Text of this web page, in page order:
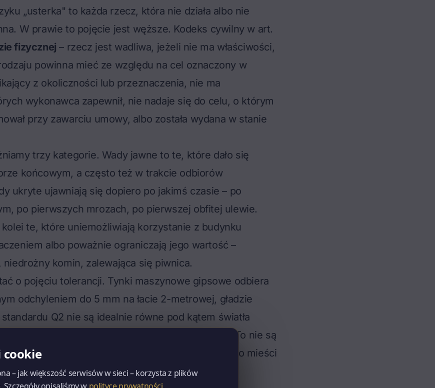
„usterka" to każda rzecz, która nie działa albo nie
W prawie to pojęcie jest węższe. Kodeks cywilny w art.
fizycznej – rzecz jest wadliwa, jeżeli nie ma właściwości,
powinna mieć ze względu na cel oznaczony w
z okoliczności lub przeznaczenia, nie ma
wykonawca zapewnił, nie nadaje się do celu, o którym
przy zawarciu umowy, albo została wydana w stanie
trzy kategorie. Wady jawne to te, które dało się
końcowym, a często też w trakcie odbiorów
ukryte ujawniają się dopiero po jakimś czasie – po
po pierwszych mrozach, po pierwszej obfitej ulewie.
te, które uniemożliwiają korzystanie z budynku
albo poważnie ograniczają jego wartość –
komin, zalewająca się piwnica.
o pojęciu tolerancji. Tynki maszynowe gipsowe odbiera
odchyleniem do 5 mm na łacie 2-metrowej, gładzie
Q2 nie są idealnie równe pod kątem światła
klasy C24 ma prawo lekko pracować po sezonie. To nie są
wbudowane w technologię. Reklamując coś, co mieści
narażacie się na przegranie sprawy w sądzie i
cookie
– jak większość serwisów w sieci – korzysta z plików
Szczegóły opisaliśmy w polityce prywatności.